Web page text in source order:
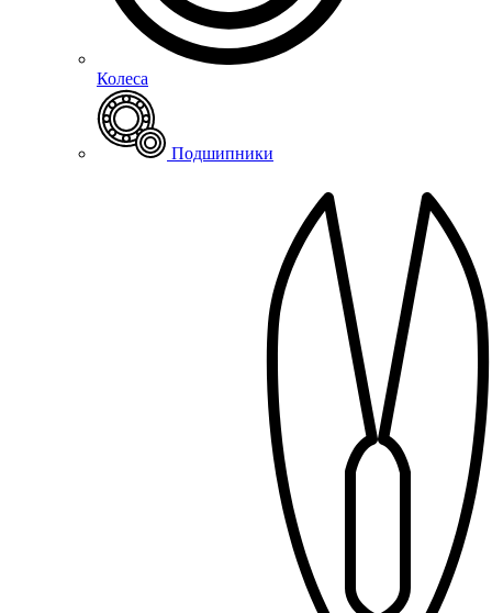
Колеса
Подшипники